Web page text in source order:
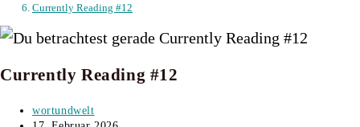
Currently Reading #12
Currently Reading #12
Beitrags-
wortundwelt